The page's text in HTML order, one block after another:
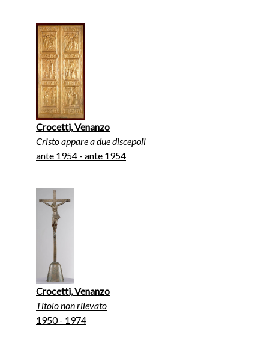
Crocetti, Venanzo
Cristo appare a due discepoli
ante 1954 - ante 1954
Crocetti, Venanzo
Titolo non rilevato
1950 - 1974